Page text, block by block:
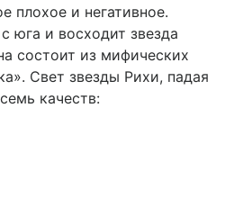
плохое и негативное.
юга и восходит звезда
состоит из мифических
Свет звезды Рихи, падая
качеств: